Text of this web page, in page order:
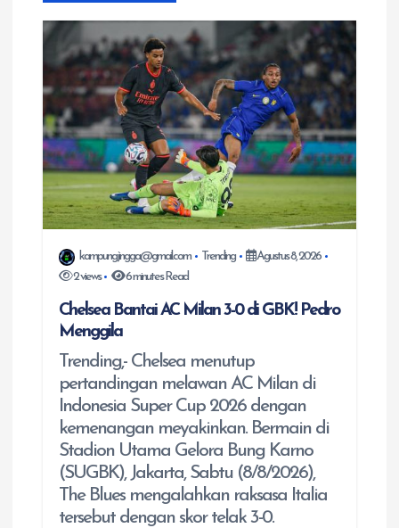
s
p
o
s
kampungjingga@gmail.com Trending
Agustus 8, 2026
2 views
6 minutes Read
Chelsea Bantai AC Milan 3-0 di GBK! Pedro
Menggila
Trending,- Chelsea menutup
pertandingan melawan AC Milan di
Indonesia Super Cup 2026 dengan
kemenangan meyakinkan. Bermain di
Stadion Utama Gelora Bung Karno
(SUGBK), Jakarta, Sabtu (8/8/2026),
The Blues mengalahkan raksasa Italia
tersebut dengan skor telak 3-0.